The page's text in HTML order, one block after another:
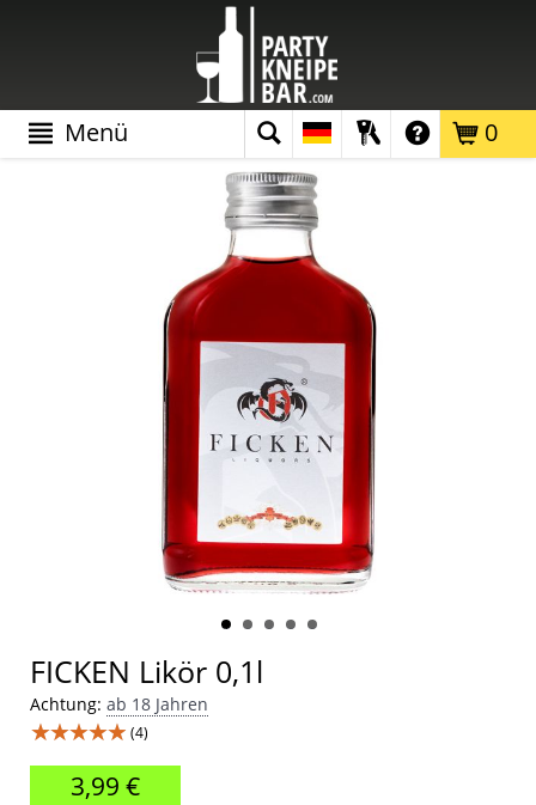
0
Menü
FICKEN Likör 0,1l
Achtung: ab 18 Jahren
★★★★★ (4)
3,99 €